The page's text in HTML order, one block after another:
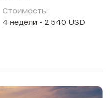
Стоимость:
4 недели - 2 540 USD